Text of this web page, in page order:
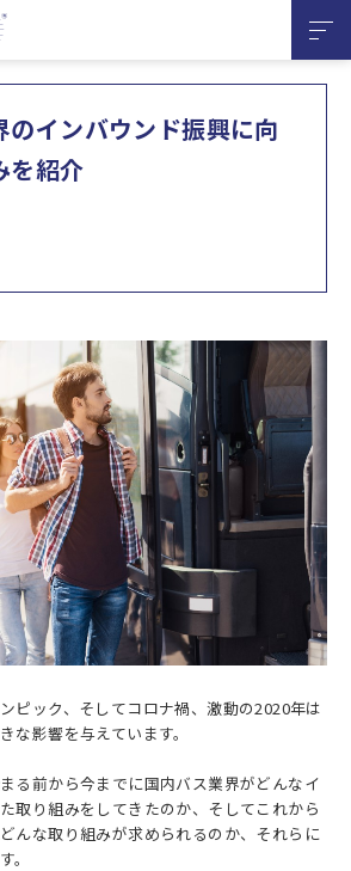
のインバウンド振興に向
を紹介
ピック、そしてコロナ禍、激動の2020年は
な影響を与えています。
る前から今までに国内バス業界がどんなイ
取り組みをしてきたのか、そしてこれから
んな取り組みが求められるのか、それらに
。